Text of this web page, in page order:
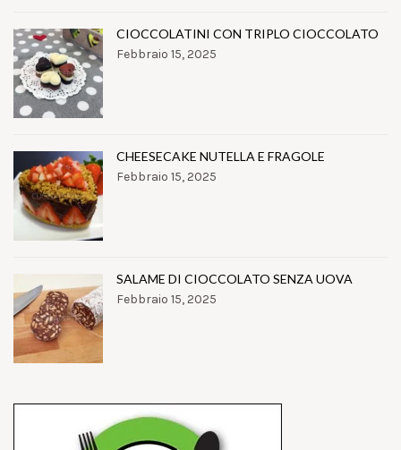
CIOCCOLATINI CON TRIPLO CIOCCOLATO
Febbraio 15, 2025
CHEESECAKE NUTELLA E FRAGOLE
Febbraio 15, 2025
SALAME DI CIOCCOLATO SENZA UOVA
Febbraio 15, 2025